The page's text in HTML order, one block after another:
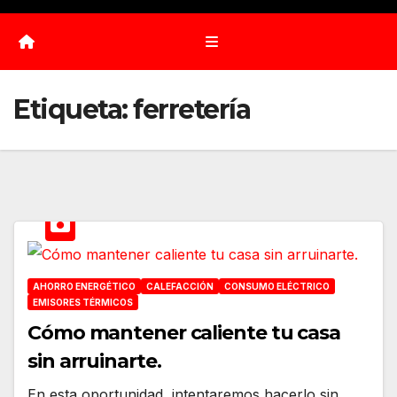
Etiqueta:ferretería
AHORRO ENERGÉTICO CALEFACCIÓN
CONSUMO ELÉCTRICO
EMISORES TÉRMICOS
Cómo mantener caliente tu casa
sin arruinarte.